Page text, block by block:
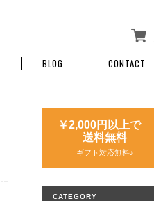
BLOG CONTACT
￥2,000円以上で
送料無料
ギフト対応無料♪
CATEGORY